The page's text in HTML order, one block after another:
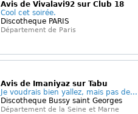
Avis de Vivalavi92 sur Club 18
Cool cet soirée.
Discotheque PARIS
Département de Paris
Avis de Imaniyaz sur Tabu
Je voudrais bien yallez, mais pas de...
Discotheque Bussy saint Georges
Département de la Seine et Marne